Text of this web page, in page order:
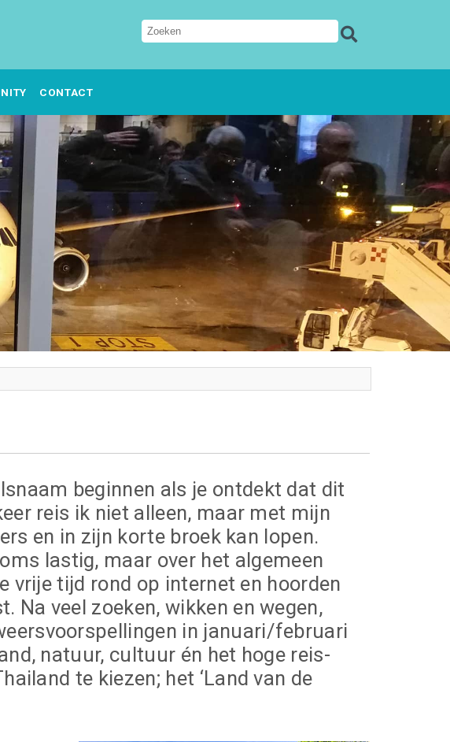
CONTACT
beginnen als je ontdekt dat dit
reis ik niet alleen, maar met mijn
en in zijn korte broek kan lopen.
lastig, maar over het algemeen
vrije tijd rond op internet en hoorden
Na veel zoeken, wikken en wegen,
in januari/februari
natuur, cultuur én het hoge reis-
te kiezen; het ‘Land van de